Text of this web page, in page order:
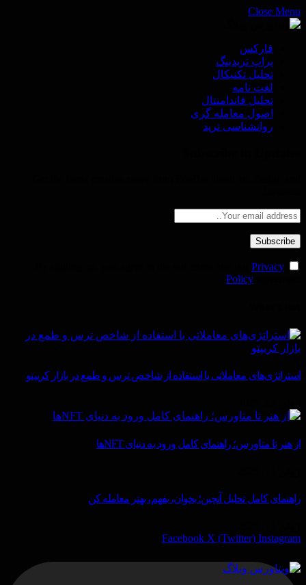
Close Menu
فاركس
پراپ تريدينگ
تحليل تكنيكال
لغت نامه
تحليل فاندامنتال
اصول معامله گرى
روانشناسى ترید
Privacy
Policy
استراتژی‌های معاملاتی با استفاده از شاخص ترس و طمع در بازار کریپتو
از هنر تا متاورس؛ راهنمای کامل ورود به دنیای NFTها
راهنمای کامل تحلیل آنچین؛ بخوان، بفهم، بهتر معامله کن
Facebook X (Twitter) Instagram